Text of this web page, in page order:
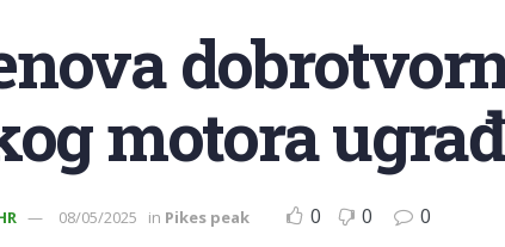
motora
08/05/2025 in Pikes peak 0 0 0